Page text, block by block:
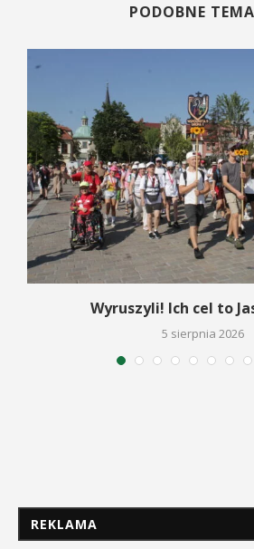
PODOBNE
Wyruszyli! Ich cel to
5 sierpnia 2026
REKLAMA